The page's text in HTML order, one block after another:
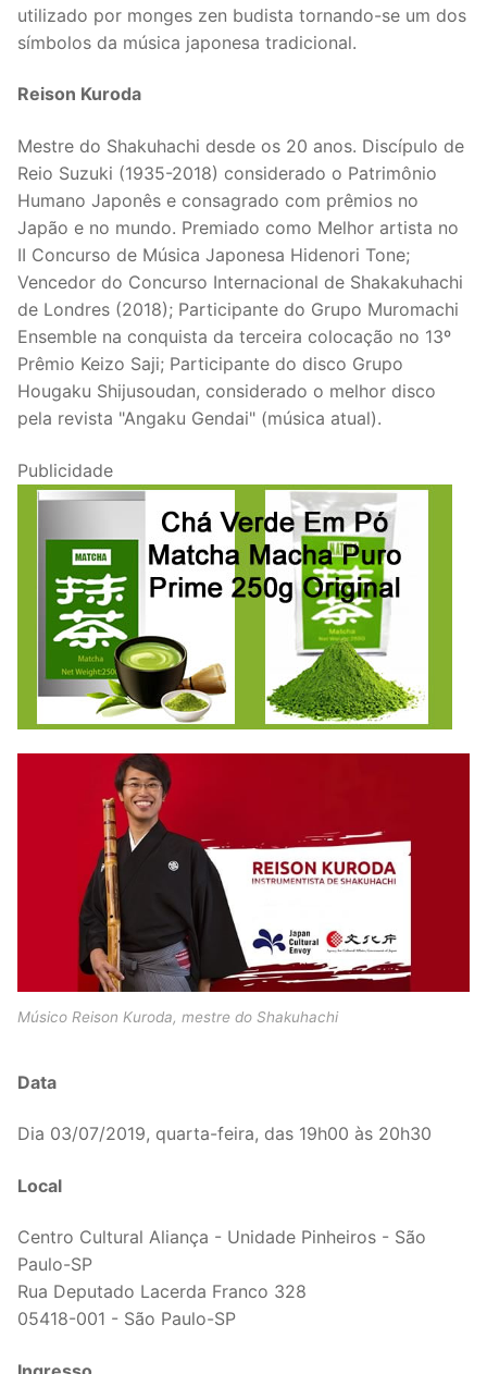
utilizado por monges zen budista tornando-se um dos
símbolos da música japonesa tradicional.
Reison Kuroda
Mestre do Shakuhachi desde os 20 anos. Discípulo de
Reio Suzuki (1935-2018) considerado o Patrimônio
Humano Japonês e consagrado com prêmios no
Japão e no mundo. Premiado como Melhor artista no
II Concurso de Música Japonesa Hidenori Tone;
Vencedor do Concurso Internacional de Shakakuhachi
de Londres (2018); Participante do Grupo Muromachi
Ensemble na conquista da terceira colocação no 13º
Prêmio Keizo Saji; Participante do disco Grupo
Hougaku Shijusoudan, considerado o melhor disco
pela revista "Angaku Gendai" (música atual).
Publicidade
Músico Reison Kuroda, mestre do Shakuhachi
Data
Dia 03/07/2019, quarta-feira, das 19h00 às 20h30
Local
Centro Cultural Aliança - Unidade Pinheiros - São
Paulo-SP
Rua Deputado Lacerda Franco 328
05418-001 - São Paulo-SP